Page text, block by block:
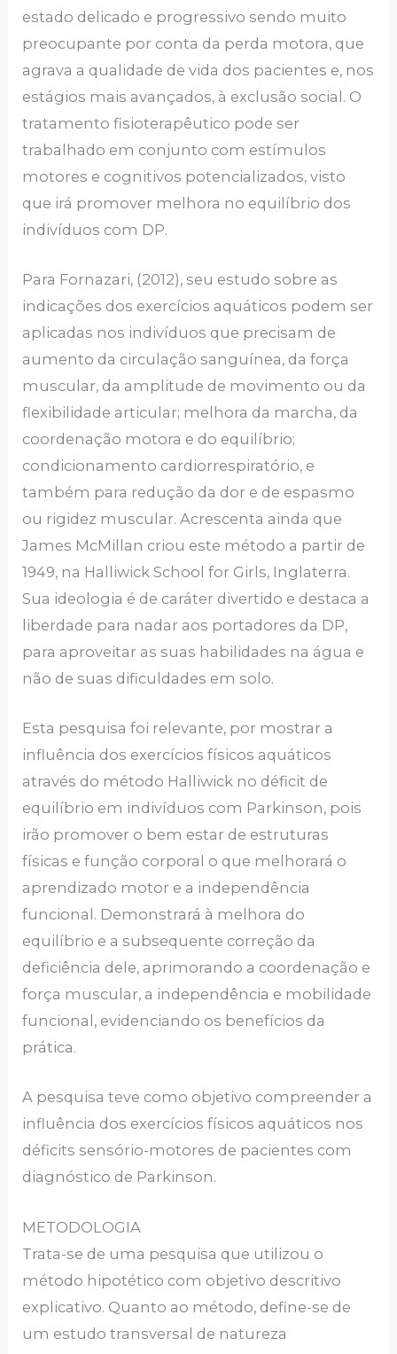
estado delicado e progressivo sendo muito
preocupante por conta da perda motora, que
agrava a qualidade de vida dos pacientes e, nos
estágios mais avançados, à exclusão social. O
tratamento fisioterapêutico pode ser
trabalhado em conjunto com estímulos
motores e cognitivos potencializados, visto
que irá promover melhora no equilíbrio dos
indivíduos com DP.
Para Fornazari, (2012), seu estudo sobre as
indicações dos exercícios aquáticos podem ser
aplicadas nos indivíduos que precisam de
aumento da circulação sanguínea, da força
muscular, da amplitude de movimento ou da
flexibilidade articular; melhora da marcha, da
coordenação motora e do equilíbrio;
condicionamento cardiorrespiratório, e
também para redução da dor e de espasmo
ou rigidez muscular. Acrescenta ainda que
James McMillan criou este método a partir de
1949, na Halliwick School for Girls, Inglaterra.
Sua ideologia é de caráter divertido e destaca a
liberdade para nadar aos portadores da DP,
para aproveitar as suas habilidades na água e
não de suas dificuldades em solo.
Esta pesquisa foi relevante, por mostrar a
influência dos exercícios físicos aquáticos
através do método Halliwick no déficit de
equilíbrio em indivíduos com Parkinson, pois
irão promover o bem estar de estruturas
físicas e função corporal o que melhorará o
aprendizado motor e a independência
funcional. Demonstrará à melhora do
equilíbrio e a subsequente correção da
deficiência dele, aprimorando a coordenação e
força muscular, a independência e mobilidade
funcional, evidenciando os benefícios da
prática.
A pesquisa teve como objetivo compreender a
influência dos exercícios físicos aquáticos nos
déficits sensório-motores de pacientes com
diagnóstico de Parkinson.
METODOLOGIA
Trata-se de uma pesquisa que utilizou o
método hipotético com objetivo descritivo
explicativo. Quanto ao método, define-se de
um estudo transversal de natureza